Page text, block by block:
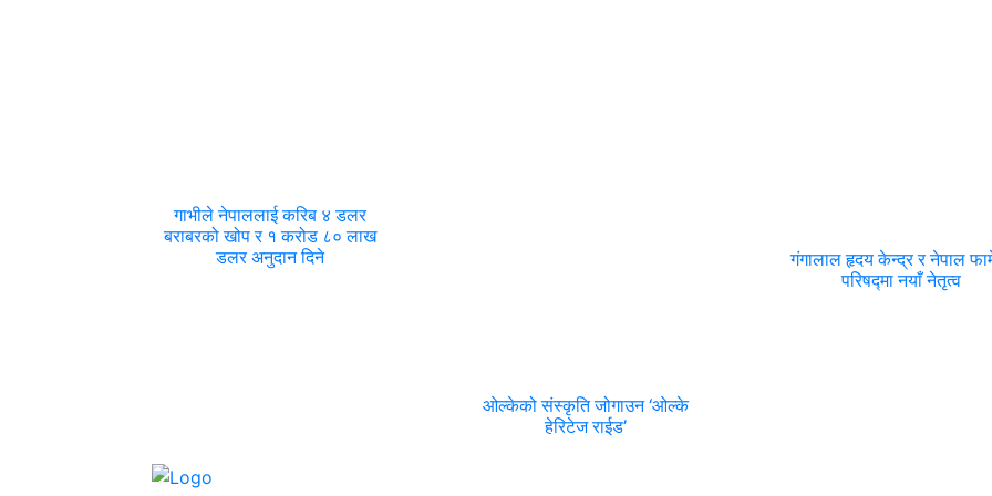
गाभीले नेपाललाई करिब ४ डलर
बराबरको खोप र १ करोड ८० लाख
डलर अनुदान दिने
ओल्केको संस्कृति जोगाउन ‘ओल्के
हेरिटेज राईड’
गंगालाल हृदय केन्द्र र नेपाल
परिषद्मा नयाँ नेतृत्व